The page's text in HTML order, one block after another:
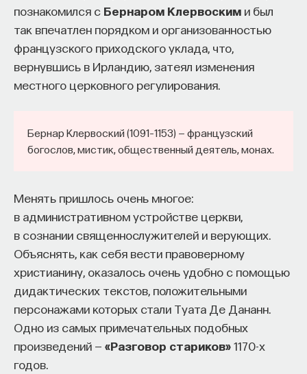
познакомился с Бернаром Клервоским и был
так впечатлен порядком и организованностью
французского приходского уклада, что,
вернувшись в Ирландию, затеял изменения
местного церковного регулирования.
Бернар Клервоский (1091–1153) — французский
богослов, мистик, общественный деятель, монах.
Менять пришлось очень многое:
в административном устройстве церкви,
в сознании священнослужителей и верующих.
Объяснять, как себя вести правоверному
христианину, оказалось очень удобно с помощью
дидактических текстов, положительными
персонажами которых стали Туата Де Дананн.
Одно из самых примечательных подобных
произведений — «Разговор стариков»1170-х
годов.